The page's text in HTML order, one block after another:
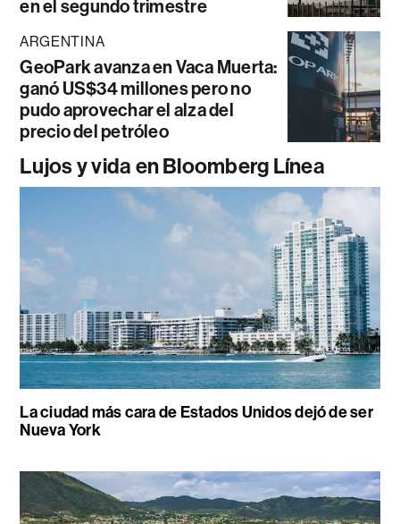
en el segundo trimestre
ARGENTINA
GeoPark avanza en Vaca Muerta:
ganó US$34 millones pero no
pudo aprovechar el alza del
precio del petróleo
Lujos y vida en Bloomberg Línea
La ciudad más cara de Estados Unidos dejó de ser
Nueva York